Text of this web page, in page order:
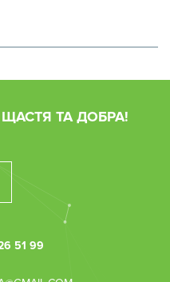
ТА ДОБРА!
51 99